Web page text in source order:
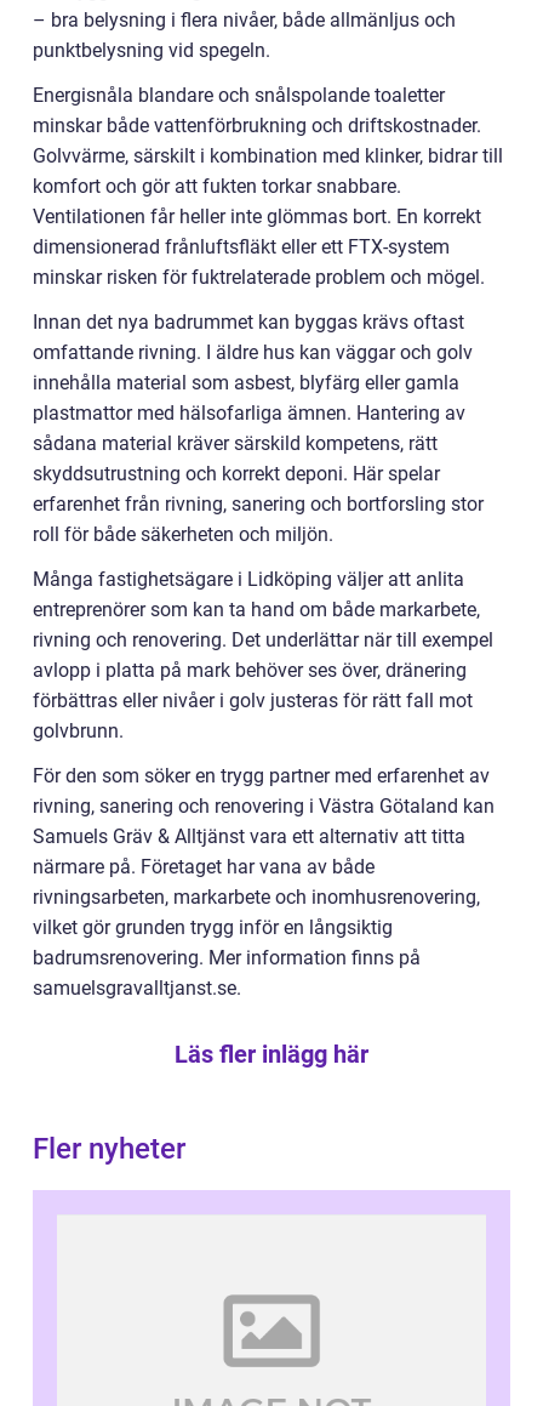
– bra belysning i flera nivåer, både allmänljus och
punktbelysning vid spegeln.
Energisnåla blandare och snålspolande toaletter
minskar både vattenförbrukning och driftskostnader.
Golvvärme, särskilt i kombination med klinker, bidrar till
komfort och gör att fukten torkar snabbare.
Ventilationen får heller inte glömmas bort. En korrekt
dimensionerad frånluftsfläkt eller ett FTX-system
minskar risken för fuktrelaterade problem och mögel.
Innan det nya badrummet kan byggas krävs oftast
omfattande rivning. I äldre hus kan väggar och golv
innehålla material som asbest, blyfärg eller gamla
plastmattor med hälsofarliga ämnen. Hantering av
sådana material kräver särskild kompetens, rätt
skyddsutrustning och korrekt deponi. Här spelar
erfarenhet från rivning, sanering och bortforsling stor
roll för både säkerheten och miljön.
Många fastighetsägare i Lidköping väljer att anlita
entreprenörer som kan ta hand om både markarbete,
rivning och renovering. Det underlättar när till exempel
avlopp i platta på mark behöver ses över, dränering
förbättras eller nivåer i golv justeras för rätt fall mot
golvbrunn.
För den som söker en trygg partner med erfarenhet av
rivning, sanering och renovering i Västra Götaland kan
Samuels Gräv & Alltjänst vara ett alternativ att titta
närmare på. Företaget har vana av både
rivningsarbeten, markarbete och inomhusrenovering,
vilket gör grunden trygg inför en långsiktig
badrumsrenovering. Mer information finns på
samuelsgravalltjanst.se.
Läs fler inlägg här
Fler nyheter